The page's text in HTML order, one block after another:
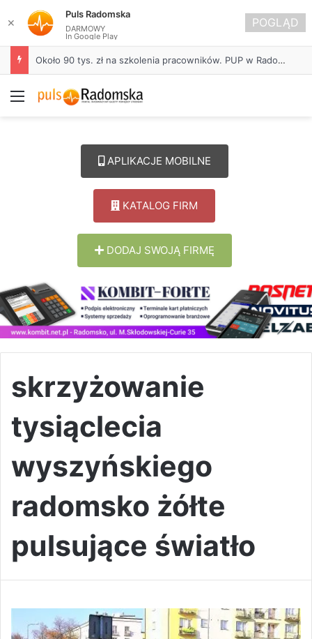
Około 90 tys. zł na szkolenia pracowników. PUP w Radomsku ogłasza nabór wniosków
Menu
APLIKACJE MOBILNE
KATALOG FIRM
DODAJ SWOJĄ FIRMĘ
skrzyżowanie
tysiąclecia
wyszyńskiego
radomsko żółte
pulsujące światło
✕
Puls Radomska
DARMOWY
In Google Play
POGLĄD